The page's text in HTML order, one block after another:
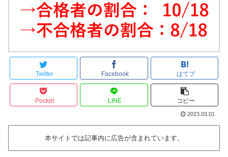
Twitter Facebook はてブ
Pocket LINE コピー
2023.03.01
本サイトでは記事内に広告が含まれています。